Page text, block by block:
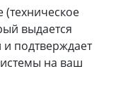
выдается
подтверждает
на ваш